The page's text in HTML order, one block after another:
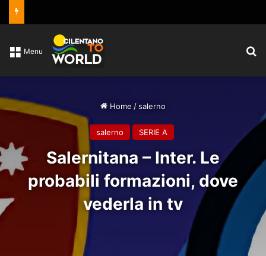
Menu
Home /salerno
salerno SERIE A
Salernitana – Inter. Le
probabili formazioni, dove
vederla in tv